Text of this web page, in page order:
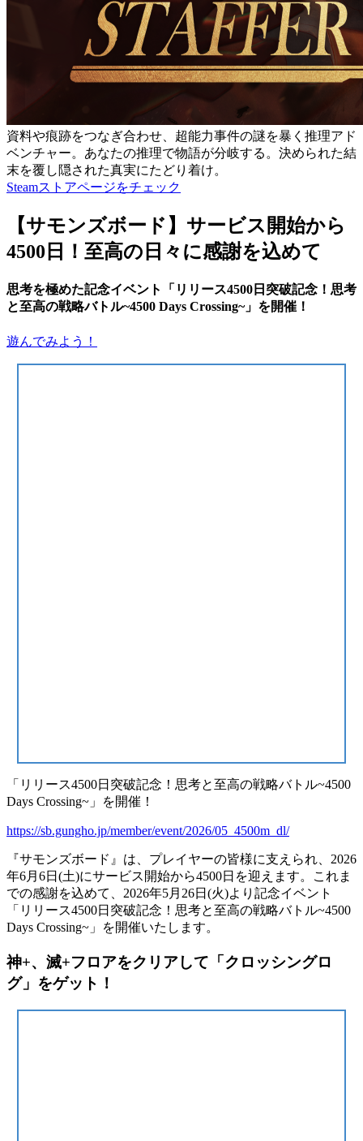
資料や痕跡をつなぎ合わせ、超能力事件の謎を暴く推理アド
ベンチャー。あなたの推理で物語が分岐する。決められた結
末を覆し隠された真実にたどり着け。
Steamストアページをチェック
【サモンズボード】サービス開始から
4500日！至高の日々に感謝を込めて
思考を極めた記念イベント「リリース4500日突破記念！思考
と至高の戦略バトル~4500 Days Crossing~」を開催！
遊んでみよう！
「リリース4500日突破記念！思考と至高の戦略バトル~4500
Days Crossing~」を開催！
https://sb.gungho.jp/member/event/2026/05_4500m_dl/
『サモンズボード』は、プレイヤーの皆様に支えられ、2026
年6月6日(土)にサービス開始から4500日を迎えます。これま
での感謝を込めて、2026年5月26日(火)より記念イベント
「リリース4500日突破記念！思考と至高の戦略バトル~4500
Days Crossing~」を開催いたします。
神+、滅+フロアをクリアして「クロッシングロ
グ」をゲット！